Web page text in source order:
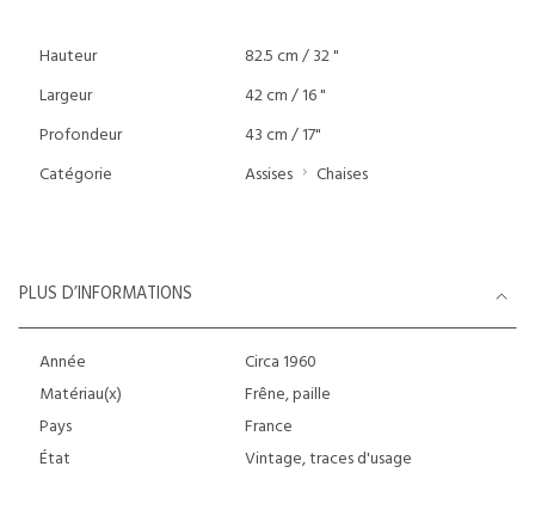
Hauteur
82.5 cm / 32 "
Largeur
42 cm / 16 "
Profondeur
43 cm / 17"
Catégorie
Assises Chaises
PLUS D’INFORMATIONS
Année
Circa 1960
Matériau(x)
Frêne, paille
Pays
France
État
Vintage, traces d'usage